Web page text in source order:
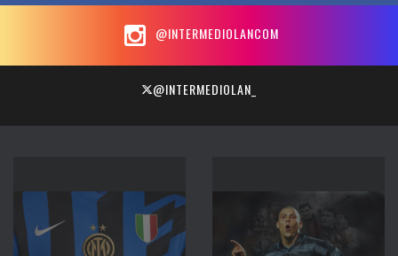
@INTERMEDIOLANCOM
@INTERMEDIOLAN_